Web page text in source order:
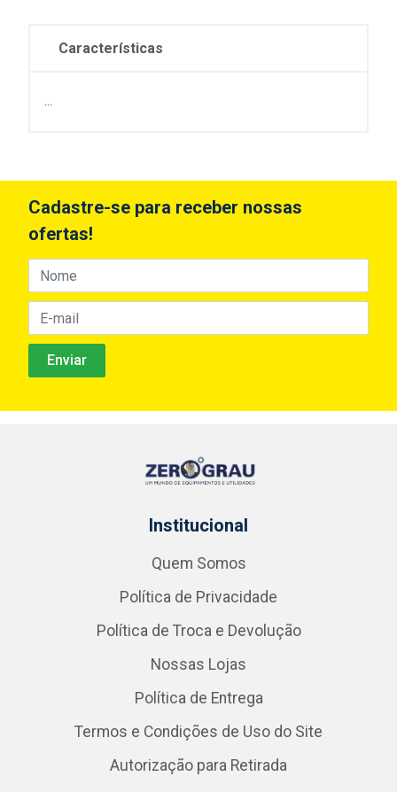
Características
...
Cadastre-se para receber nossas
ofertas!
Institucional
Quem Somos
Política de Privacidade
Política de Troca e Devolução
Nossas Lojas
Política de Entrega
Termos e Condições de Uso do Site
Autorização para Retirada